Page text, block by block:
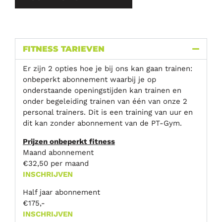
FITNESS TARIEVEN
Er zijn 2 opties hoe je bij ons kan gaan trainen:
onbeperkt abonnement waarbij je op
onderstaande openingstijden kan trainen en
onder begeleiding trainen van één van onze 2
personal trainers. Dit is een training van uur en
dit kan zonder abonnement van de PT-Gym.
Prijzen onbeperkt fitness
Maand abonnement
€32,50 per maand
INSCHRIJVEN
Half jaar abonnement
€175,-
INSCHRIJVEN